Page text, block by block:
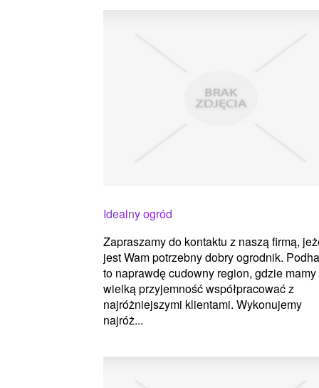
Idealny ogród
Zapraszamy do kontaktu z naszą firmą,
jest Wam potrzebny dobry ogrodnik.
to naprawdę cudowny region, gdzie mamy
wielką przyjemność współpracować z
najróżniejszymi klientami. Wykonujemy
najróż...